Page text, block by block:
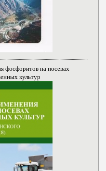
фосфоритов на посевах
культур